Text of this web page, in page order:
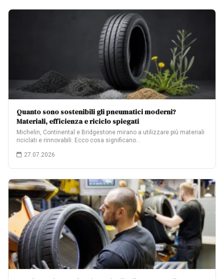
Quanto sono sostenibili gli pneumatici moderni?
Materiali, efficienza e riciclo spiegati
Michelin, Continental e Bridgestone mirano a utilizzare più materiali
riciclati e rinnovabili. Ecco cosa significano…
27.07.2026